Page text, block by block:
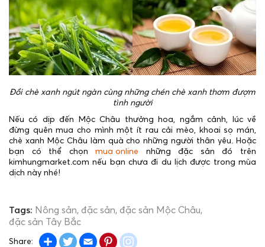
Đồi chè xanh ngút ngàn cùng những chén chè xanh thơm đượm
tình người
Nếu có dịp đến Mộc Châu thưởng hoa, ngắm cảnh, lúc về
đừng quên mua cho mình một ít rau cải mèo, khoai sọ mán,
chè xanh Mộc Châu làm quà cho những người thân yêu. Hoặc
bạn có thể chọnmua online những đặc sản đó trên
kimhungmarket.com nếu bạn chưa đi du lịch được trong mùa
dịch này nhé!
Tags: Nông sản đặc sản đặc sản Mộc Châu
đặc sản Tây Bắc
Share: Share TwitterEmail Pinterest